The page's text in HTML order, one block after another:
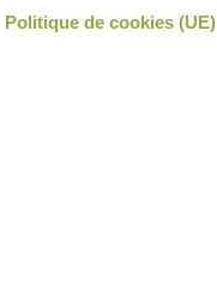
Politique de cookies (UE)